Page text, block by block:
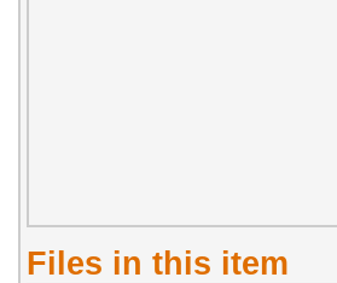
Files in this item